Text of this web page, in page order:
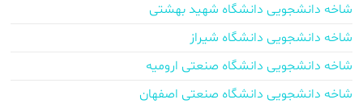
شاخه دانشجویی دانشگاه شهید بهشتی
شاخه دانشجویی دانشگاه شیراز
شاخه دانشجویی دانشگاه صنعتی ارومیه
شاخه دانشجویی دانشگاه صنعتی اصفهان